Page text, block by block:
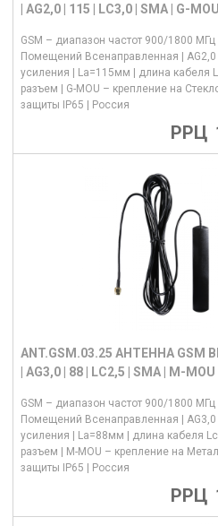
| AG2,0 | 115 | LC3,0 | SMA | G-
РРЦ
GSM – диапазон частот 900/1800 МГц
Помещений Всенаправленная | AG2,0
усиления | La=115мм | длина кабеля
разъем | G-MOU – крепление на
защиты IP65 | Россия
ANT.GSM.03.25 АНТЕННА GSM
| AG3,0 | 88 | LC2,5 | SMA | M-
РРЦ
GSM – диапазон частот 900/1800 МГц
Помещений Всенаправленная |
усиления | La=88мм | длина кабеля
разъем | M-MOU – крепление на
защиты IP65 | Россия